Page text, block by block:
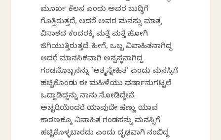
ಮೂರ್ಖ ಕೆಲಸ ಎಂದು ಅವರ ಬುದ್ಧಿಗೆ
ಗೊತ್ತಿರುತ್ತದೆ, ಆದರೆ ಅವರ ಮನಸ್ಸು ಮಾತ್ರ
ವಿನಾಶದ ಕಂದರಕ್ಕೆ ಮತ್ತೆ ಮತ್ತೆ ಹೋಗಿ
ಜಿಗಿಯುತ್ತಿರುತ್ತದೆ. ಹೀಗೆ, ಒಬ್ಬ ವಿವಾಹಿತನಾಗಿದ್ದ
ಆದರೆ ಮಾನಸಿಕವಾಗಿ ಅಸ್ವಸ್ಥನಾಗಿದ್ದ
ಗಂಡಸೊಬ್ಬನನ್ನು `ಆತ್ಮಸ್ನೇಹಿತ’ ಎಂದು ಮನಸ್ಸಿಗೆ
ಹಚ್ಚಿಕೊಂಡು ಈ ಮಹಿಳೆಯು ವರ್ಷಾನುಗಟ್ಟಲೆ
ಒದ್ದಾಡಿದ್ದನ್ನು ನಾನು ನೋಡಿದ್ದೇನೆ.
ಅಚ್ಚರಿಯೆಂದರೆ ಯಾವುದೇ ಹೆಣ್ಣು ಯಾವ
ಕಾರಣಕ್ಕೂ ವಿವಾಹಿತ ಗಂಡಸನ್ನು ಮನಸ್ಸಿಗೆ
ಹಚ್ಚಿಕೊಳ್ಳಬಾರದು ಎಂದು ದೃಢವಾಗಿ ನಂಬಿದ್ದ